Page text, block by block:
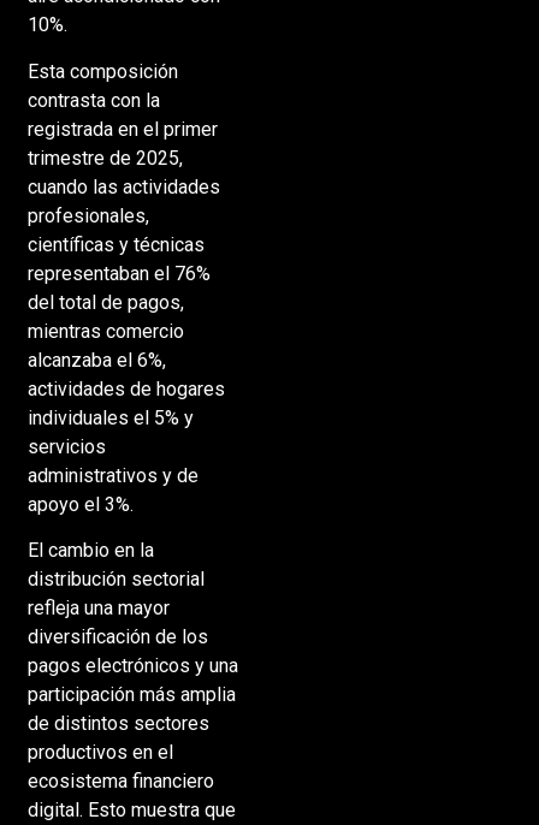
10%.
Esta composición
contrasta con la
registrada en el primer
trimestre de 2025,
cuando las actividades
profesionales,
científicas y técnicas
representaban el 76%
del total de pagos,
mientras comercio
alcanzaba el 6%,
actividades de hogares
individuales el 5% y
servicios
administrativos y de
apoyo el 3%.
El cambio en la
distribución sectorial
refleja una mayor
diversificación de los
pagos electrónicos y una
participación más amplia
de distintos sectores
productivos en el
ecosistema financiero
digital. Esto muestra que